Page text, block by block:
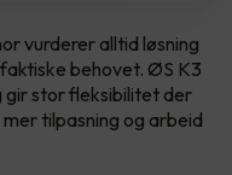
vurderer alltid løsning
behovet. ØS K3
gir stor fleksibilitet der
tilpasning og arbeid